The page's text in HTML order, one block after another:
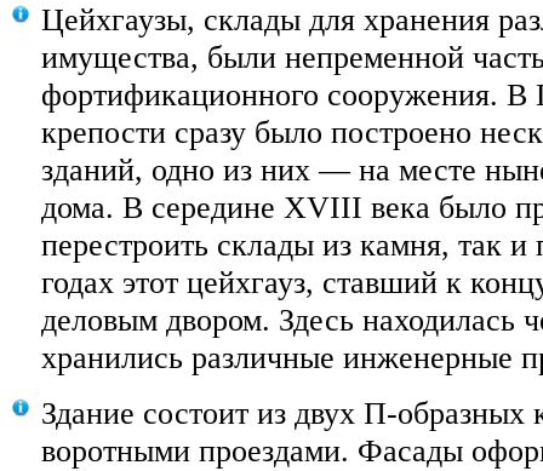
Цейхгаузы, склады для хранения
имущества, были непременной
фортификационного сооружения. В
крепости сразу было построено
зданий, одно из них — на месте
дома. В середине XVIII века было
перестроить склады из камня, так и
годах этот цейхгауз, ставший к
деловым двором. Здесь находилась
хранились различные инженерные
Здание состоит из двух П-образных
воротными проездами. Фасады